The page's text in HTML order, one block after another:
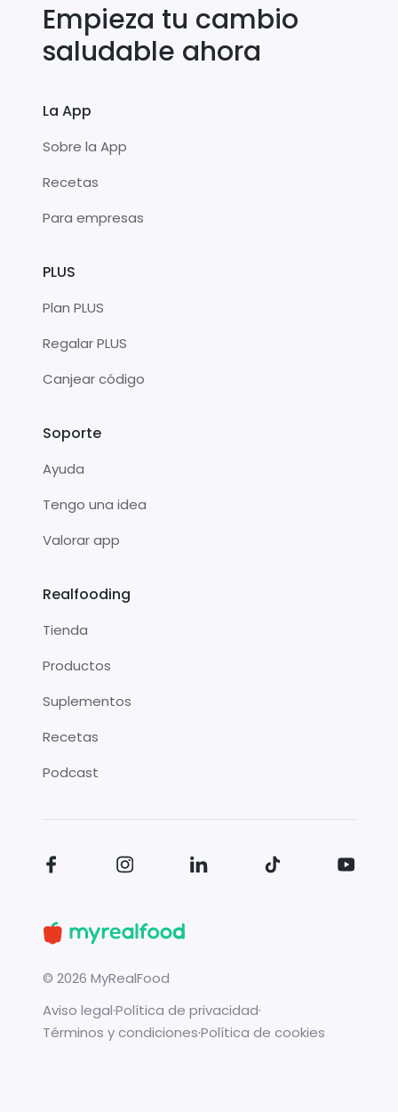
Empieza tu cambio
saludable ahora
La App
Sobre la App
Recetas
Para empresas
PLUS
Plan PLUS
Regalar PLUS
Canjear código
Soporte
Ayuda
Tengo una idea
Valorar app
Realfooding
Tienda
Productos
Suplementos
Recetas
Podcast
© 2026 MyRealFood
Aviso legal·Política de privacidad·
Términos y condiciones·Política de cookies